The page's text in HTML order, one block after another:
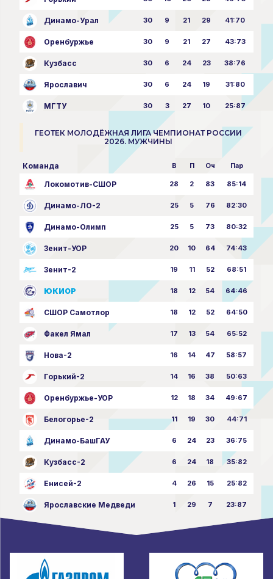
Динамо-Урал 30 9 21 29 41:70
Оренбуржье 30 9 21 27 43:73
Кузбасс 30 6 24 23 38:76
Ярославич 30 6 24 19 31:80
МГТУ 30 3 27 10 25:87
ГЕОТЕК МОЛОДЁЖНАЯ ЛИГА ЧЕМПИОНАТ РОССИИ
2026. МУЖЧИНЫ
Команда В П Оч Пар
Локомотив-СШОР 28 2 83 85:14
Динамо-ЛО-2 25 5 76 82:30
Динамо-Олимп 25 5 73 80:32
Зенит-УОР 20 10 64 74:43
Зенит-2 19 11 52 68:51
ЮКИОР 18 12 54 64:46
СШОР Самотлор 18 12 52 64:50
Факел Ямал 17 13 54 65:52
Нова-2 16 14 47 58:57
Горький-2 14 16 38 50:63
Оренбуржье-УОР 12 18 34 49:67
Белогорье-2 11 19 30 44:71
Динамо-БашГАУ 6 24 23 36:75
Кузбасс-2 6 24 18 35:82
Енисей-2 4 26 15 25:82
Ярославские Медведи 1 29 7 23:87